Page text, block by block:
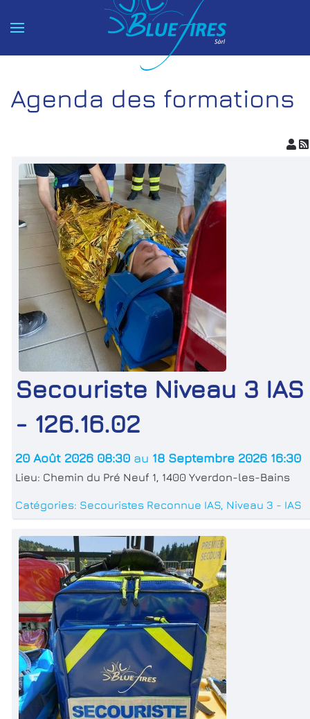
Accéder au contenu principal
Agenda des formations
Secouriste Niveau 3 IAS
- 126.16.02
20 Août 2026 08:30 au 18 Septembre 2026 16:30
Lieu: Chemin du Pré Neuf 1, 1400 Yverdon-les-Bains
Catégories: Secouristes Reconnue IAS, Niveau 3 - IAS